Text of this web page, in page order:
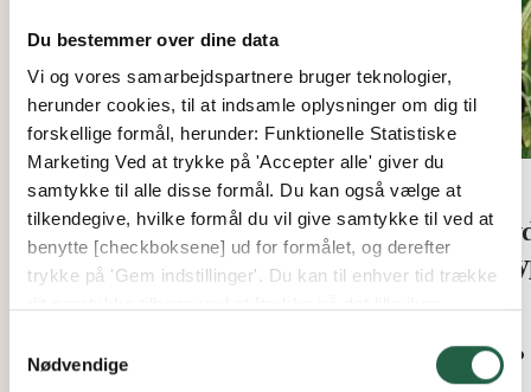
Du bestemmer over dine data
Vi og vores samarbejdspartnere bruger teknologier,
herunder cookies, til at indsamle oplysninger om dig til
forskellige formål, herunder: Funktionelle Statistiske
Marketing Ved at trykke på 'Accepter alle' giver du
samtykke til alle disse formål. Du kan også vælge at
tilkendegive, hvilke formål du vil give samtykke til ved at
benytte [checkboksene] ud for formålet, og derefter
trykke på 'Gem indstillinger'. Du kan til enhver tid trække
mere om vores brug af cookies og andre teknologier,
Nødvendige
Tropf-Blumat Regular
vandingskegler 2-pak
119 kr. 756